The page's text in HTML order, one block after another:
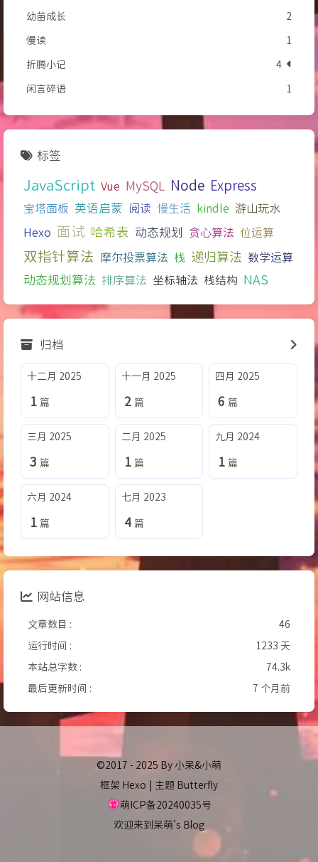
幼苗成长
2
慢读
1
折腾小记
4
闲言碎语
1
标签
JavaScript Vue MySQL Node Express
宝塔面板 英语启蒙 阅读 慢生活 kindle 游山玩水
Hexo 面试 哈希表 动态规划 贪心算法 位运算
双指针算法 摩尔投票算法 栈 递归算法 数学运算
动态规划算法 排序算法 坐标轴法 栈结构 NAS
归档
十二月 2025
1 篇
十一月 2025
2 篇
四月 2025
6 篇
三月 2025
3 篇
二月 2025
1 篇
九月 2024
1 篇
六月 2024
1 篇
七月 2023
4 篇
网站信息
文章数目 :
46
运行时间 :
1233 天
本站总字数 :
74.3k
最后更新时间 :
7 个月前
©2017 - 2025 By 小呆&小萌
框架 Hexo | 主题 Butterfly
萌ICP备20240035号
欢迎来到呆萌's Blog